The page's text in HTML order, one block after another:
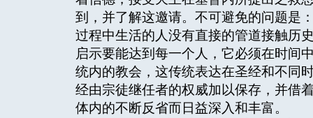
到，并了解这邀请。不可避免的问题是
过程中生活的人没有直接的管道接触历
启示要能达到每一个人，它必须在时间
统内的教会，这传统表达在圣经和不同
经由宗徒继任者的权威加以保存，并借
体内的不断反省而日益深入和丰富。